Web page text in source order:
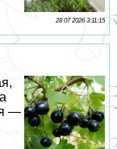
28 07 2026 3:11:15
—